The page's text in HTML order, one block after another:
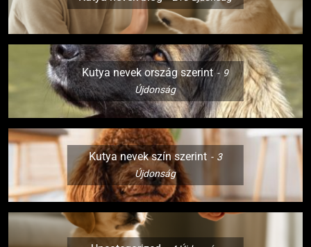
Kutya nevek ország szerint
9
Újdonság
Kutya nevek szín szerint
3
Újdonság